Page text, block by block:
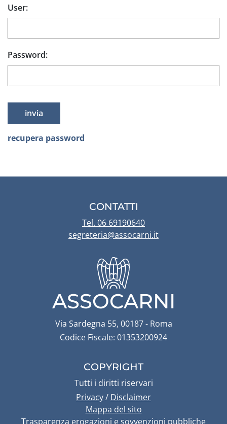
Form login Area Riservata
User:
Password:
recupera password
CONTATTI
Tel. 06 69190640
segreteria@assocarni.it
ASSOCARNI
Via Sardegna 55, 00187 - Roma
Codice Fiscale: 01353200924
COPYRIGHT
Tutti i diritti riservari
Privacy/ Disclaimer
Mappa del sito
Trasparenza erogazioni e sovvenzioni pubbliche